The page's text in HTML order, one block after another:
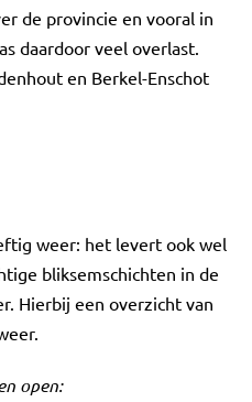
de provincie en vooral in
daardoor veel overlast.
en Berkel-Enschot
weer: het levert ook wel
bliksemschichten in de
Hierbij een overzicht van
open: